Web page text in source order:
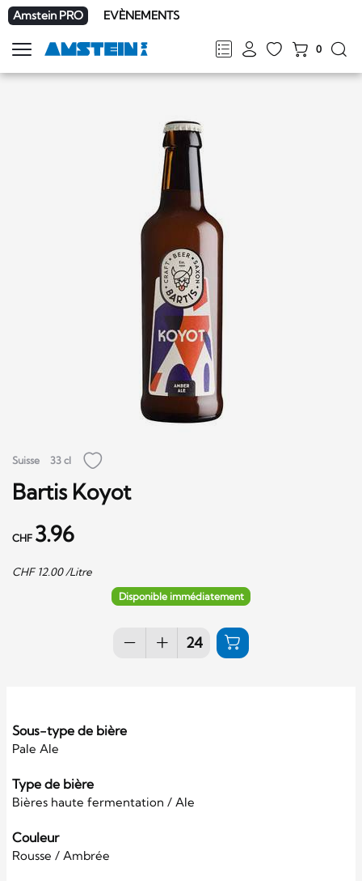
Amstein PRO EVÈNEMENTS
FRDEENIT
0
Afficher
la
Suisse 33 cl
Bartis Koyot
CHF 3.96
CHF 12.00/Litre
Disponible immédiatement
Sous-type de bière
Pale Ale
Type de bière
Bières haute fermentation / Ale
Couleur
Rousse / Ambrée